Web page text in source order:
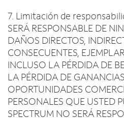
7. Limitación de
SERÁ RESPONSABLE DE
DAÑOS DIRECTOS,
CONSECUENTES,
INCLUSO LA PÉRDIDA DE
LA PÉRDIDA DE
OPORTUNIDADES
PERSONALES QUE USTED
SPECTRUM NO SERÁ